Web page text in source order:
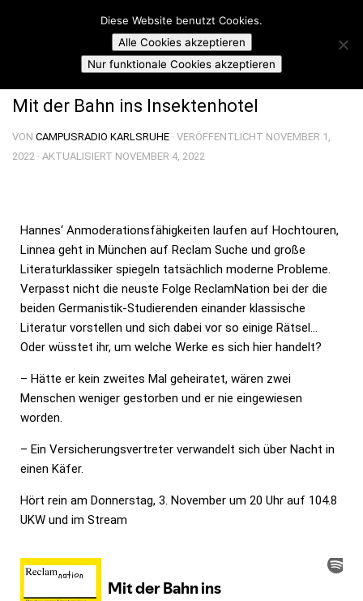
Skip to content
Campusradio Karlsruhe
RECLAMNATION
Mit der Bahn ins Insektenhotel
VON CAMPUSRADIO KARLSRUHE · VERÖFFENTLICHT NOVEMBER 1,
2022 · AKTUALISIERT NOVEMBER 4, 2022
Hannes‘ Anmoderationsfähigkeiten laufen auf Hochtouren,
Linnea geht in München auf Reclam Suche und große
Literaturklassiker spiegeln tatsächlich moderne Probleme.
Verpasst nicht die neuste Folge ReclamNation bei der die
beiden Germanistik-Studierenden einander klassische
Literatur vorstellen und sich dabei vor so einige Rätsel…
Oder wüsstet ihr, um welche Werke es sich hier handelt?
– Hätte er kein zweites Mal geheiratet, wären zwei
Menschen weniger gestorben und er nie eingewiesen
worden.
– Ein Versicherungsvertreter verwandelt sich über Nacht in
einen Käfer.
Hört rein am Donnerstag, 3. November um 20 Uhr auf 104.8
UKW und im Stream
Diese Website benutzt Cookies.
Alle Cookies akzeptieren
Nur funktionale Cookies akzeptieren